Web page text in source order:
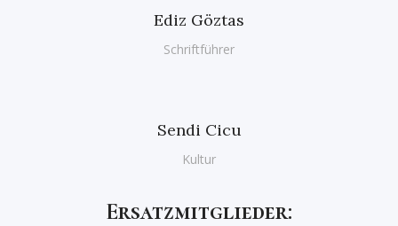
Ediz Göztas
Schriftführer
Sendi Cicu
Kultur
Ersatzmitglieder: